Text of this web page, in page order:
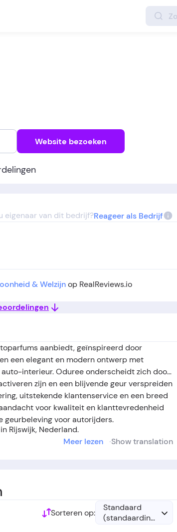
Website bezoeken
eigenaar van dit bedrijf?Reageer als Bedrijf
& Welzijnop RealReviews.io
aanbiedt, geïnspireerd door
een elegant en modern ontwerp met
interieur. Oduree onderscheidt zich door
zijn en een blijvende geur verspreiden
uitstekende klantenservice en een breed
voor kwaliteit en klanttevredenheid
geurbeleving voor autorijders.
Rijswijk, Nederland.
Meer lezen Show translation
Sorteren op:
Standaard
(standaardinstelling)